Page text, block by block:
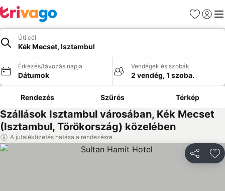
Kedvencek
Úti cél
Kék Mecset, Isztambul
Érkezés/távozás napja
Dátumok
Vendégek és szobák
2 vendég, 1 szoba.
Rendezés Szűrés Térkép
Szállások Isztambul városában, Kék Mecset
(Isztambul, Törökország) közelében
A jutalékfizetés hatása a rendezésre